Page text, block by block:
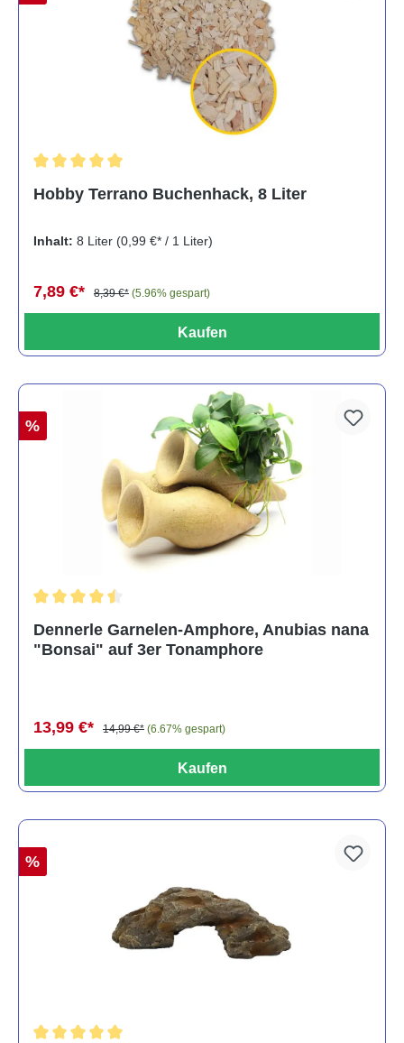
Hobby Terrano Buchenhack, 8 Liter
Inhalt: 8 Liter (0,99 €* / 1 Liter)
7,89 €* 8,39 €* (5.96% gespart)
Kaufen
%
Dennerle Garnelen-Amphore, Anubias nana
"Bonsai" auf 3er Tonamphore
13,99 €* 14,99 €* (6.67% gespart)
Kaufen
%